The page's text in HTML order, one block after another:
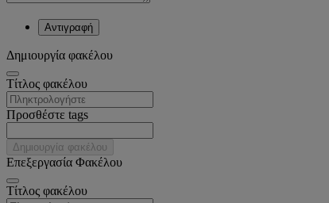
Αντιγραφή
Δημιουργία φακέλου
Tίτλος φακέλου
Προσθέστε tags
Δημιουργία φακέλου
Επεξεργασία Φακέλου
Tίτλος φακέλου